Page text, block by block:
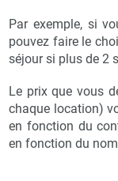
Par exemple, si
pouvez faire le
séjour si plus de 2
Le prix que vous
chaque location)
en fonction du
en fonction du